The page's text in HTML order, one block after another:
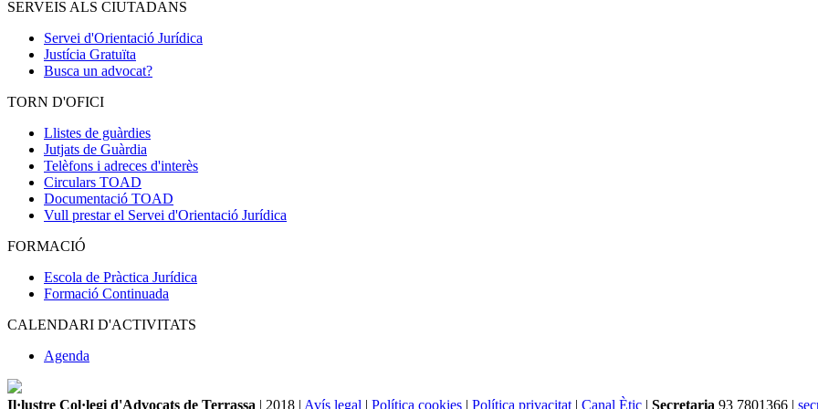
SERVEIS ALS CIUTADANS
Servei d'Orientació Jurídica
Justícia Gratuïta
Busca un advocat?
TORN D'OFICI
Llistes de guàrdies
Jutjats de Guàrdia
Telèfons i adreces d'interès
Circulars TOAD
Documentació TOAD
Vull prestar el Servei d'Orientació Jurídica
FORMACIÓ
Escola de Pràctica Jurídica
Formació Continuada
CALENDARI D'ACTIVITATS
Agenda
Il·lustre Col·legi d'Advocats de Terrassa | 2018 | Avís legal | Política cookies | Política privacitat | Canal Ètic | Secretaria 93 7801366 |